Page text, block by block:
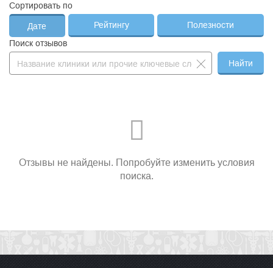
Сортировать по
Дате Рейтингу
Полезности
Поиск отзывов
Найти
Отзывы не найдены. Попробуйте изменить условия
поиска.